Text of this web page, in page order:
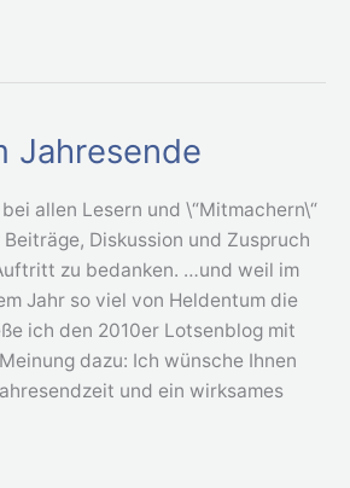
Jahresende
allen Lesern und \“Mitmachern\“
Diskussion und Zuspruch
zu bedanken. …und weil im
Jahr so viel von Heldentum die
ich den 2010er Lotsenblog mit
dazu: Ich wünsche Ihnen
und ein wirksames